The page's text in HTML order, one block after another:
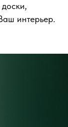
интерьер.